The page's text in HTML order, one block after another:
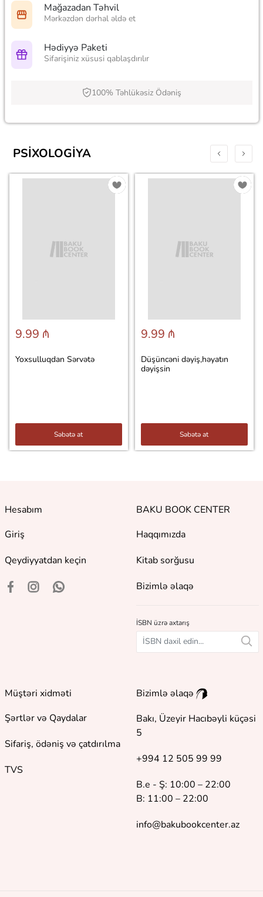
Mağazadan Təhvil
Mərkəzdən dərhal əldə et
Hədiyyə Paketi
Sifarişiniz xüsusi qablaşdırılır
100% Təhlükəsiz Ödəniş
PSIXOLOGIYA
9.99 ₼
Yoxsulluqdan Sərvətə
Səbətə at
9.99 ₼
Düşüncəni dəyiş,həyatın
dəyişsin
Səbətə at
Hesabım
Giriş
Qeydiyyatdan keçin
BAKU BOOK CENTER
Haqqımızda
Kitab sorğusu
Bizimlə əlaqə
İSBN üzrə axtarış
Müştəri xidməti
Şərtlər və Qaydalar
Sifariş, ödəniş və çatdırılma
TVS
Bizimlə əlaqə
Bakı, Üzeyir Hacıbəyli küçəsi
5
+994 12 505 99 99
B.e - Ş: 10:00 – 22:00
B: 11:00 – 22:00
info@bakubookcenter.az